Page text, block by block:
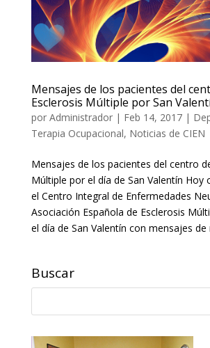
Mensajes de los pacientes del
Esclerosis Múltiple por San
por Administrador| Feb 14, 2017|
Terapia Ocupacional, Noticias de CIEN
Mensajes de los pacientes del centro
Múltiple por el día de San Valentín Hoy
el Centro Integral de Enfermedades
Asociación Española de Esclerosis
el día de San Valentín con mensajes de
Buscar